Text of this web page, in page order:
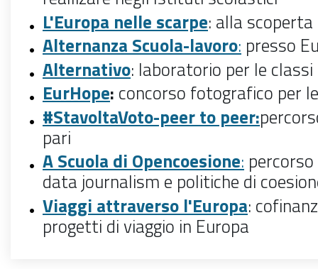
L'Europa nelle scarpe: alla
Alternanza Scuola-lavoro: presso
Alternativo: laboratorio per le classi
EurHope: concorso fotografico per
#StavoltaVoto-peer to peer:
pari
A Scuola di Opencoesione:
data journalism e politiche di
Viaggi attraverso l'Europa:
progetti di viaggio in Europa